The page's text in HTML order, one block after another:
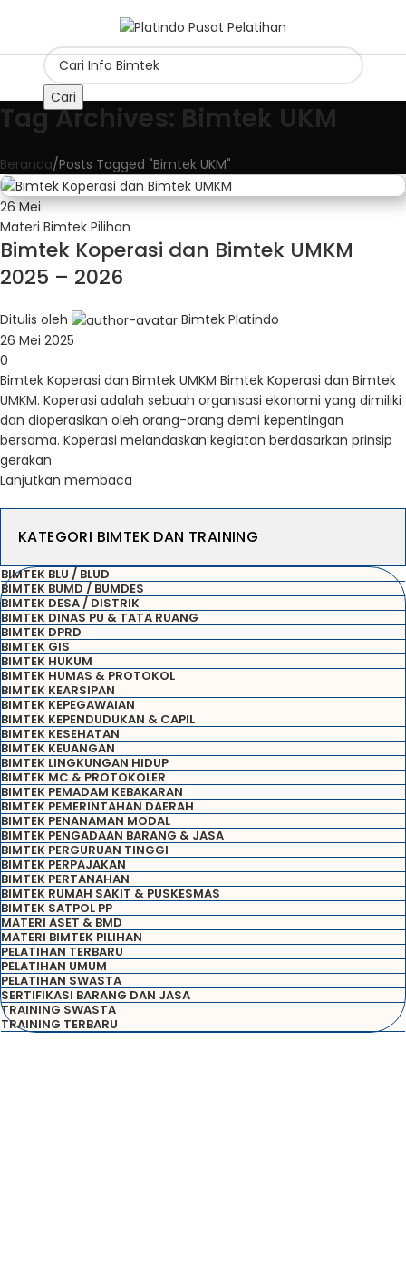
Cari
Tag Archives: Bimtek UKM
Beranda Posts Tagged "Bimtek UKM"
KATEGORI BIMTEK DAN TRAINING
BIMTEK BLU / BLUD
BIMTEK BUMD / BUMDES
BIMTEK DESA / DISTRIK
BIMTEK DINAS PU & TATA RUANG
BIMTEK DPRD
BIMTEK GIS
BIMTEK HUKUM
BIMTEK HUMAS & PROTOKOL
BIMTEK KEARSIPAN
BIMTEK KEPEGAWAIAN
BIMTEK KEPENDUDUKAN & CAPIL
BIMTEK KESEHATAN
BIMTEK KEUANGAN
BIMTEK LINGKUNGAN HIDUP
BIMTEK MC & PROTOKOLER
BIMTEK PEMADAM KEBAKARAN
BIMTEK PEMERINTAHAN DAERAH
BIMTEK PENANAMAN MODAL
BIMTEK PENGADAAN BARANG & JASA
BIMTEK PERGURUAN TINGGI
BIMTEK PERPAJAKAN
BIMTEK PERTANAHAN
BIMTEK RUMAH SAKIT & PUSKESMAS
BIMTEK SATPOL PP
MATERI ASET & BMD
MATERI BIMTEK PILIHAN
PELATIHAN TERBARU
PELATIHAN UMUM
PELATIHAN SWASTA
SERTIFIKASI BARANG DAN JASA
TRAINING SWASTA
TRAINING TERBARU
26Mei
Materi Bimtek Pilihan
Bimtek Koperasi dan Bimtek UMKM
2025 – 2026
Ditulis oleh
Bimtek Platindo
26 Mei 2025
0
Bimtek Koperasi dan Bimtek UMKM Bimtek Koperasi dan Bimtek
UMKM. Koperasi adalah sebuah organisasi ekonomi yang dimiliki
dan dioperasikan oleh orang-orang demi kepentingan
bersama. Koperasi melandaskan kegiatan berdasarkan prinsip
gerakan
Lanjutkan membaca